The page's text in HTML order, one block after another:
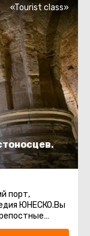
«Tourist class»
порт,
ЮНЕСКО.Вы